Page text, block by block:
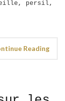
persil,
Reading